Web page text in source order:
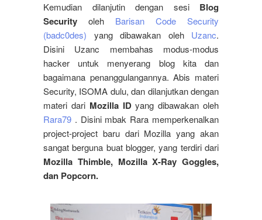
Kemudian dilanjutin dengan sesi Blog
Security oleh Barisan Code Security
(badc0des) yang dibawakan oleh Uzanc.
Disini Uzanc membahas modus-modus
hacker untuk menyerang blog kita dan
bagaimana penanggulangannya. Abis materi
Security, ISOMA dulu, dan dilanjutkan dengan
materi dari Mozilla IDyang dibawakan oleh
Rara79 . Disini mbak Rara memperkenalkan
project-project baru dari Mozilla yang akan
sangat berguna buat blogger, yang terdiri dari
Mozilla Thimble, Mozilla X-Ray Goggles,
dan Popcorn.